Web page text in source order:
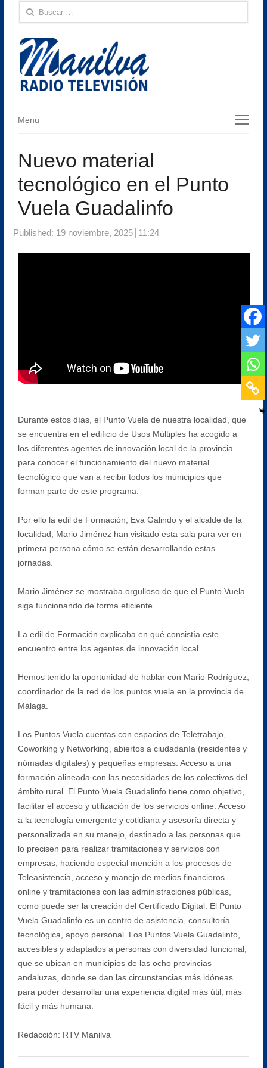
Buscar:
Menu
Menu
Nuevo material
tecnológico en el Punto
Vuela Guadalinfo
Published: 19 noviembre, 2025 11:24
Durante estos días, el Punto Vuela de nuestra localidad, que
se encuentra en el edificio de Usos Múltiples ha acogido a
los diferentes agentes de innovación local de la provincia
para conocer el funcionamiento del nuevo material
tecnológico que van a recibir todos los municipios que
forman parte de este programa.
Por ello la edil de Formación, Eva Galindo y el alcalde de la
localidad, Mario Jiménez han visitado esta sala para ver en
primera persona cómo se están desarrollando estas
jornadas.
Mario Jiménez se mostraba orgulloso de que el Punto Vuela
siga funcionando de forma eficiente.
La edil de Formación explicaba en qué consistía este
encuentro entre los agentes de innovación local.
Hemos tenido la oportunidad de hablar con Mario Rodríguez,
coordinador de la red de los puntos vuela en la provincia de
Málaga.
Los Puntos Vuela cuentas con espacios de Teletrabajo,
Coworking y Networking, abiertos a ciudadanía (residentes y
nómadas digitales) y pequeñas empresas. Acceso a una
formación alineada con las necesidades de los colectivos del
ámbito rural. El Punto Vuela Guadalinfo tiene como objetivo,
facilitar el acceso y utilización de los servicios online. Acceso
a la tecnología emergente y cotidiana y asesoría directa y
personalizada en su manejo, destinado a las personas que
lo precisen para realizar tramitaciones y servicios con
empresas, haciendo especial mención a los procesos de
Teleasistencia, acceso y manejo de medios financieros
online y tramitaciones con las administraciones públicas,
como puede ser la creación del Certificado Digital. El Punto
Vuela Guadalinfo es un centro de asistencia, consultoría
tecnológica, apoyo personal. Los Puntos Vuela Guadalinfo,
accesibles y adaptados a personas con diversidad funcional,
que se ubican en municipios de las ocho provincias
andaluzas, donde se dan las circunstancias más idóneas
para poder desarrollar una experiencia digital más útil, más
fácil y más humana.
Redacción: RTV Manilva